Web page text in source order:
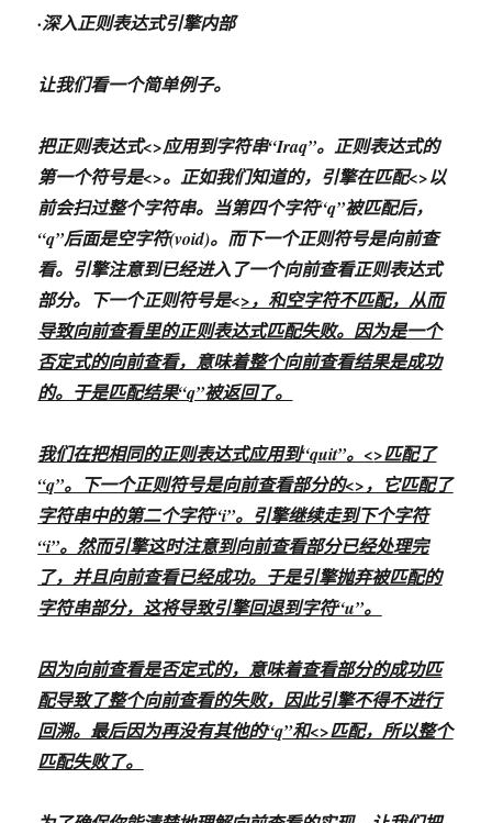
·深入正则表达式引擎内部
让我们看一个简单例子。
把正则表达式<>应用到字符串“Iraq”。正则表达式的
第一个符号是<>。正如我们知道的，引擎在匹配<>以
前会扫过整个字符串。当第四个字符“q”被匹配后，
“q”后面是空字符(void)。而下一个正则符号是向前查
看。引擎注意到已经进入了一个向前查看正则表达式
部分。下一个正则符号是<>，和空字符不匹配，从而
导致向前查看里的正则表达式匹配失败。因为是一个
否定式的向前查看，意味着整个向前查看结果是成功
的。于是匹配结果“q”被返回了。
我们在把相同的正则表达式应用到“quit”。<>匹配了
“q”。下一个正则符号是向前查看部分的<>，它匹配了
字符串中的第二个字符“i”。引擎继续走到下个字符
“i”。然而引擎这时注意到向前查看部分已经处理完
了，并且向前查看已经成功。于是引擎抛弃被匹配的
字符串部分，这将导致引擎回退到字符“u”。
因为向前查看是否定式的，意味着查看部分的成功匹
配导致了整个向前查看的失败，因此引擎不得不进行
回溯。最后因为再没有其他的“q”和<>匹配，所以整个
匹配失败了。